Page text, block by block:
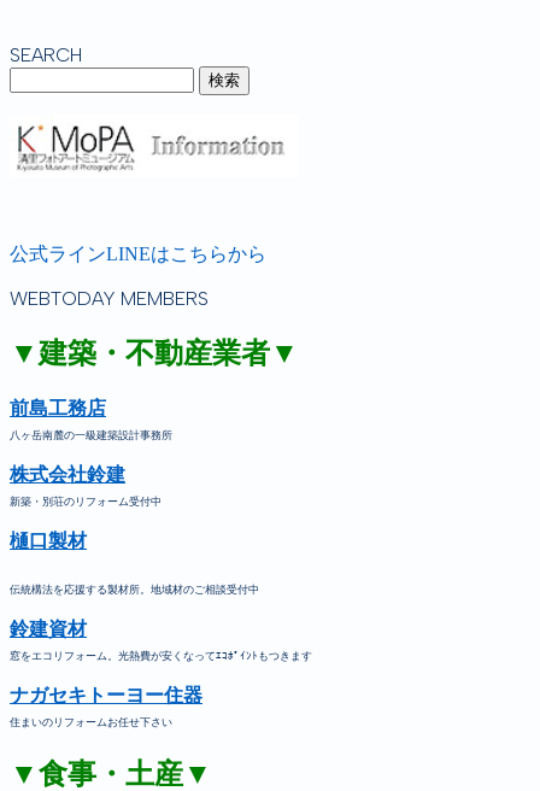
SEARCH
公式ラインLINEはこちらから
WEBTODAY MEMBERS
▼建築・不動産業者▼
前島工務店
八ヶ岳南麓の一級建築設計事務所
株式会社鈴建
新築・別荘のリフォーム受付中
樋口製材
伝統構法を応援する製材所。地域材のご相談受付中
鈴建資材
窓をエコリフォーム。光熱費が安くなってｴｺﾎﾟｲﾝﾄもつきます
ナガセキトーヨー住器
住まいのリフォームお任せ下さい
▼食事・土産▼